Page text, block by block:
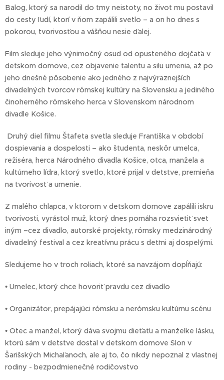
Balog, ktorý sa narodil do tmy neistoty, no život mu postavil
do cesty ľudí, ktorí v ňom zapálili svetlo – a on ho dnes s
pokorou, tvorivosťou a vášňou nesie ďalej.
Film sleduje jeho výnimočný osud od opusteného dojčaťa v
detskom domove, cez objavenie talentu a silu umenia, až po
jeho dnešné pôsobenie ako jedného z najvýraznejších
divadelných tvorcov rómskej kultúry na Slovensku a jediného
činoherného rómskeho herca v Slovenskom národnom
divadle Košice.
Druhý diel filmu Štafeta svetla sleduje Františka v období
dospievania a dospelosti – ako študenta, neskôr umelca,
režiséra, herca Národného divadla Košice, otca, manžela a
kultúrneho lídra, ktorý svetlo, ktoré prijal v detstve, premieňa
na tvorivosť a umenie.
Z malého chlapca, v ktorom v detskom domove zapálili iskru
tvorivosti, vyrástol muž, ktorý dnes pomáha rozsvietiť svet
iným –cez divadlo, autorské projekty, rómsky medzinárodný
divadelný festival a cez kreatívnu prácu s deťmi aj dospelými.
Sledujeme ho v troch roliach, ktoré sa navzájom dopĺňajú:
• Umelec, ktorý chce hovoriť pravdu cez divadlo
• Organizátor, prepájajúci rómsku a nerómsku kultúrnu scénu
• Otec a manžel, ktorý dáva svojmu dieťaťu a manželke lásku,
ktorú sám v detstve dostal v detskom domove Slon v
Šarišských Michaľanoch, ale aj to, čo nikdy nepoznal z vlastnej
rodiny - bezpodmienečné rodičovstvo